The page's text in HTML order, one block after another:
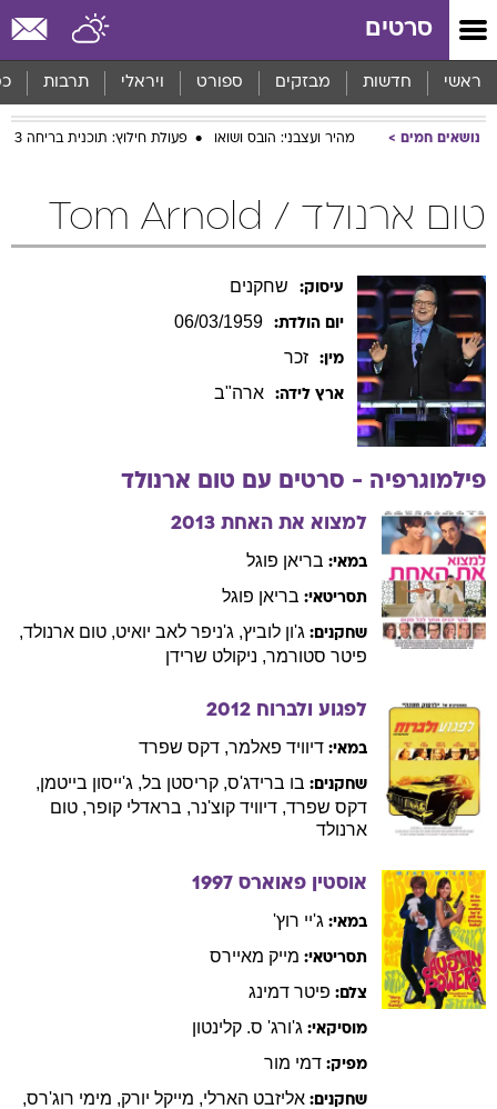
סרטים
ראשי חדשות מבזקים ספורט ויראלי תרבות
נושאים חמים מהיר ועצבני: הובס ושואו פעולת חילוץ: תוכנית בריחה 3
טום ארנולד / Tom Arnold
עיסוק: שחקנים
יום הולדת: 06/03/1959
מין: זכר
ארץ לידה: ארה"ב
פילמוגרפיה - סרטים עם טום ארנולד
למצוא את האחת 2013
במאי: בריאן פוגל
תסריטאי: בריאן פוגל
שחקנים: ג'ון לוביץ, ג'ניפר לאב יואיט, טום ארנולד,
פיטר סטורמר, ניקולט שרידן
לפגוע ולברוח 2012
במאי: דיוויד פאלמר, דקס שפרד
שחקנים: בו ברידג'ס, קריסטן בל, ג'ייסון בייטמן,
דקס שפרד, דיוויד קוצ'נר, בראדלי קופר, טום
ארנולד
אוסטין פאוארס 1997
במאי: ג'יי רוץ'
תסריטאי: מייק מאיירס
צלם: פיטר דמינג
מוסיקאי: ג'ורג' ס. קלינטון
מפיק: דמי מור
שחקנים: אליזבט הארלי, מייקל יורק, מימי רוג'רס,